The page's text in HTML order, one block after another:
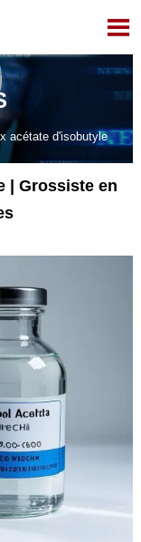

acétate d'isobutyle
| Grossiste en